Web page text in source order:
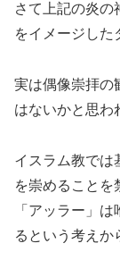
さて上記の炎の
をイメージした
実は偶像崇拝の
はないかと思わ
イスラム教では
を崇めることを
「アッラー」
るという考えか